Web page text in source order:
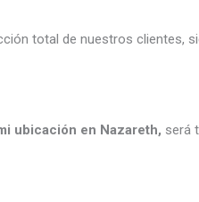
total de nuestros clientes,
ubicación en Nazareth, será